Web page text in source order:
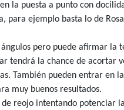
la puesta a punto con
para ejemplo basta lo de
pero puede afirmar la
tendrá la chance de acortar
También pueden entrar en
muy buenos resultados.
reojo intentando potenciar